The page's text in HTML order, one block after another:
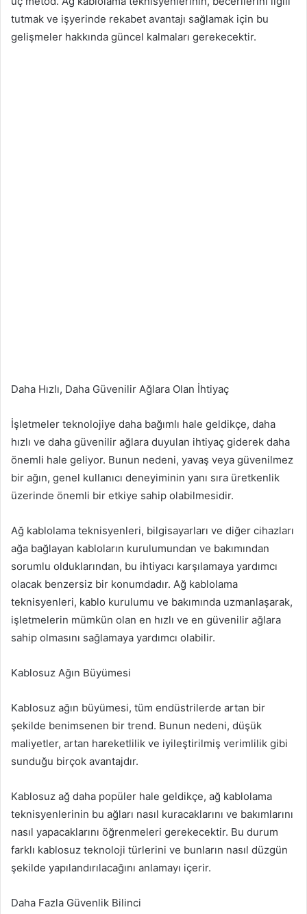
tutmak ve işyerinde rekabet avantajı sağlamak için bu
gelişmeler hakkında güncel kalmaları gerekecektir.
Daha Hızlı, Daha Güvenilir Ağlara Olan İhtiyaç
İşletmeler teknolojiye daha bağımlı hale geldikçe, daha
hızlı ve daha güvenilir ağlara duyulan ihtiyaç giderek daha
önemli hale geliyor. Bunun nedeni, yavaş veya güvenilmez
bir ağın, genel kullanıcı deneyiminin yanı sıra üretkenlik
üzerinde önemli bir etkiye sahip olabilmesidir.
Ağ kablolama teknisyenleri, bilgisayarları ve diğer cihazları
ağa bağlayan kabloların kurulumundan ve bakımından
sorumlu olduklarından, bu ihtiyacı karşılamaya yardımcı
olacak benzersiz bir konumdadır. Ağ kablolama
teknisyenleri, kablo kurulumu ve bakımında uzmanlaşarak,
işletmelerin mümkün olan en hızlı ve en güvenilir ağlara
sahip olmasını sağlamaya yardımcı olabilir.
Kablosuz Ağın Büyümesi
Kablosuz ağın büyümesi, tüm endüstrilerde artan bir
şekilde benimsenen bir trend. Bunun nedeni, düşük
maliyetler, artan hareketlilik ve iyileştirilmiş verimlilik gibi
sunduğu birçok avantajdır.
Kablosuz ağ daha popüler hale geldikçe, ağ kablolama
teknisyenlerinin bu ağları nasıl kuracaklarını ve bakımlarını
nasıl yapacaklarını öğrenmeleri gerekecektir. Bu durum
farklı kablosuz teknoloji türlerini ve bunların nasıl düzgün
şekilde yapılandırılacağını anlamayı içerir.
Daha Fazla Güvenlik Bilinci